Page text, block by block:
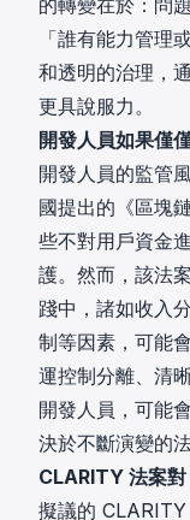
「誰有能力管理
和透明的治理，
更具說服力。
開發人員如果僅
開發人員的監管
國提出的《區塊
些不對用戶資金
護。然而，該法
踐中，諸如收入
制等因素，可能
運控制分離、清
開發人員，可能
決於不斷演變的法
CLARITY 法案
擬議的